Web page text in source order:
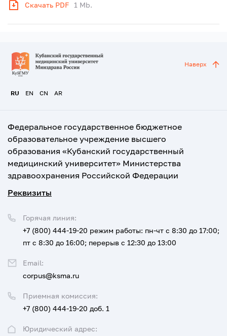
Скачать PDF 1 Mb.
RU EN CN AR
Наверх
Федеральное государственное бюджетное
образовательное учреждение высшего
образования «Кубанский государственный
медицинский университет» Министерства
здравоохранения Российской Федерации
Реквизиты
Юридический адрес:
Приемная комиссия:
+7 (800) 444-19-20 доб. 1
Горячая линия:
+7 (800) 444-19-20 режим работы: пн-чт с 8:30 до 17:00;
пт с 8:30 до 16:00; перерыв с 12:30 до 13:00
Email:
corpus@ksma.ru